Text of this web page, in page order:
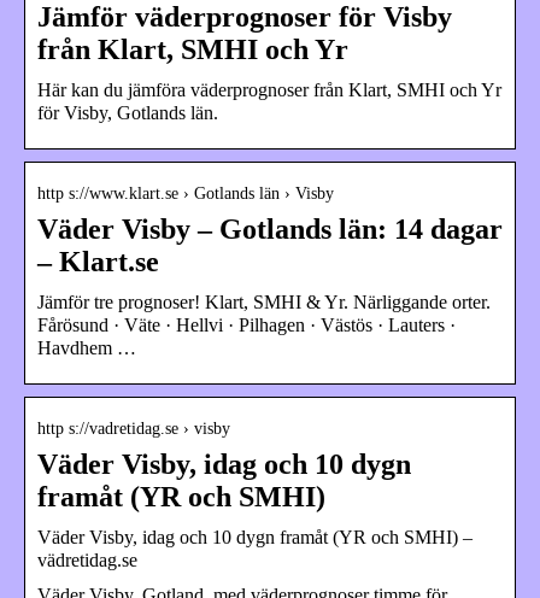
Jämför väderprognoser för Visby
från Klart, SMHI och Yr
Här kan du jämföra väderprognoser från Klart, SMHI och Yr
för Visby, Gotlands län.
http s://www.klart.se › Gotlands län › Visby
Väder Visby – Gotlands län: 14 dagar
– Klart.se
Jämför tre prognoser! Klart, SMHI & Yr. Närliggande orter.
Fårösund · Väte · Hellvi · Pilhagen · Västös · Lauters ·
Havdhem …
http s://vadretidag.se › visby
Väder Visby, idag och 10 dygn
framåt (YR och SMHI)
Väder Visby, idag och 10 dygn framåt (YR och SMHI) –
vädretidag.se